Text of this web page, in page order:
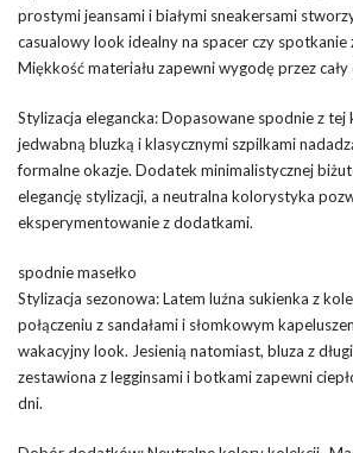
prostymi jeansami i białymi sneakersami
casualowy look idealny na spacer czy spotkanie
Miękkość materiału zapewni wygodę przez cały
Stylizacja elegancka: Dopasowane spodnie z tej
jedwabną bluzką i klasycznymi szpilkami
formalne okazje. Dodatek minimalistycznej
elegancję stylizacji, a neutralna kolorystyka
eksperymentowanie z dodatkami.
spodnie masełko
Stylizacja sezonowa: Latem luźna sukienka z
połączeniu z sandałami i słomkowym
wakacyjny look. Jesienią natomiast, bluza z
zestawiona z legginsami i botkami zapewni
dni.